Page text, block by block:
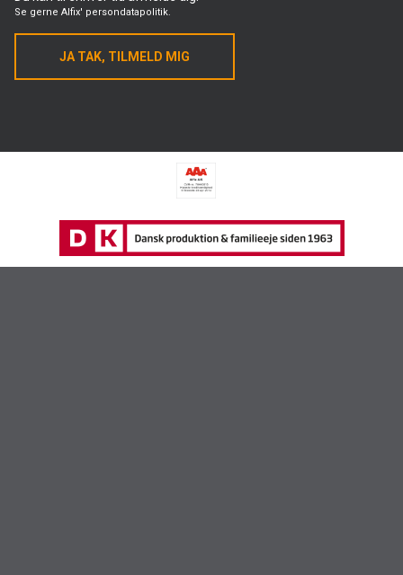
Se gerne Alfix' persondatapolitik.
JA TAK, TILMELD MIG